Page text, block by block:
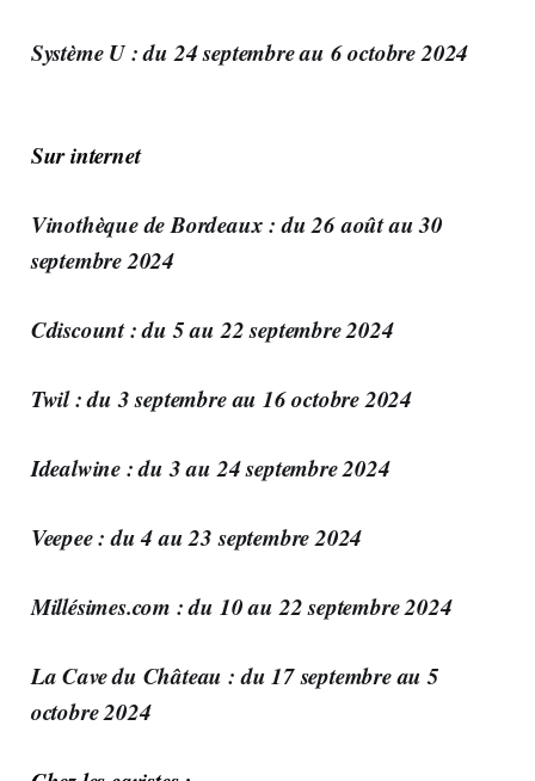
Système U : du 24 septembre au 6 octobre 2024
Sur internet
Vinothèque de Bordeaux : du 26 août au 30
septembre 2024
Cdiscount : du 5 au 22 septembre 2024
Twil : du 3 septembre au 16 octobre 2024
Idealwine : du 3 au 24 septembre 2024
Veepee : du 4 au 23 septembre 2024
Millésimes.com : du 10 au 22 septembre 2024
La Cave du Château : du 17 septembre au 5
octobre 2024